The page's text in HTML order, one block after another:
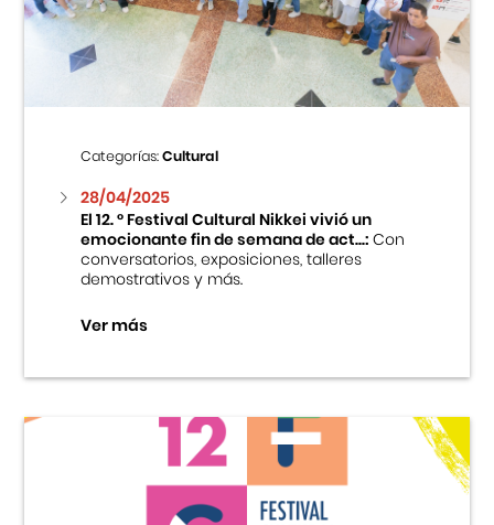
Centro Cultural Peruano Japonés
Museo de la Inmigración Japonesa
Fondo Editorial
Teatro Peruano Japonés
Categorías:Cultural
28/04/2025
El 12. ° Festival Cultural Nikkei vivió un
emocionante fin de semana de act...:Con
conversatorios, exposiciones, talleres
demostrativos y más.
Ver más